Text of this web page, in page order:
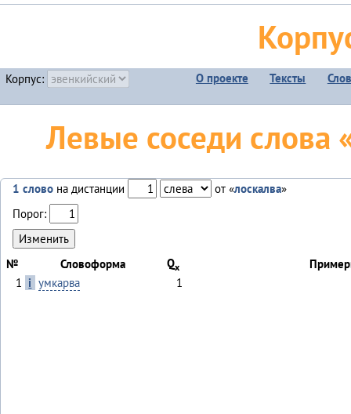
Корпус: О проекте Тексты
Левые соседи слова
1 словона дистанции от «лоскалва»
Порог:
№ Словоформа Qx
1
i умкарва 1